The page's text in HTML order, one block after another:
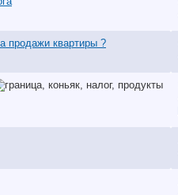
продажи квартиры ?